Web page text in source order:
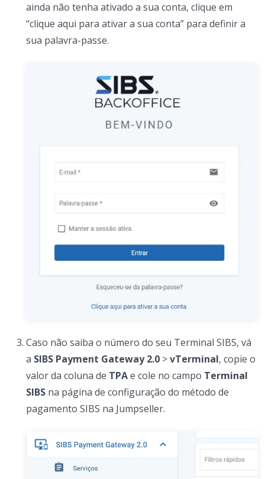
ainda não tenha ativado a sua conta, clique em
“clique aqui para ativar a sua conta” para definir a
sua palavra-passe.
Caso não saiba o número do seu Terminal SIBS, vá
a SIBS Payment Gateway 2.0 >vTerminal, copie o
valor da coluna de TPAe cole no campo Terminal
SIBS na página de configuração do método de
pagamento SIBS na Jumpseller.